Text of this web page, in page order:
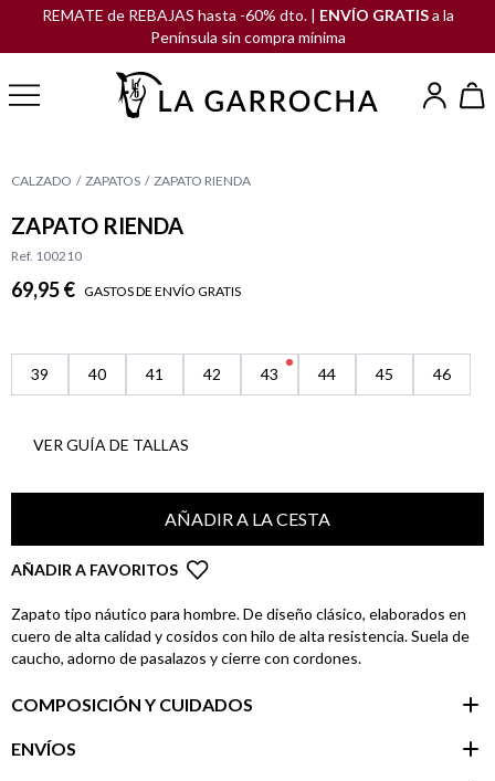
REMATE de REBAJAS hasta -60% dto. | ENVÍO GRATISa la
Península sin compra mínima
CALZADO ZAPATOS ZAPATO RIENDA
ZAPATO RIENDA
Ref. 100210
69,95 € GASTOS DE ENVÍO GRATIS
39 40 41 42 43 44 45 46
VER GUÍA DE TALLAS
AÑADIR A LA CESTA
AÑADIR A FAVORITOS
Zapato tipo náutico para hombre. De diseño clásico, elaborados en
cuero de alta calidad y cosidos con hilo de alta resistencia. Suela de
caucho, adorno de pasalazos y cierre con cordones.
COMPOSICIÓN Y CUIDADOS
ENVÍOS